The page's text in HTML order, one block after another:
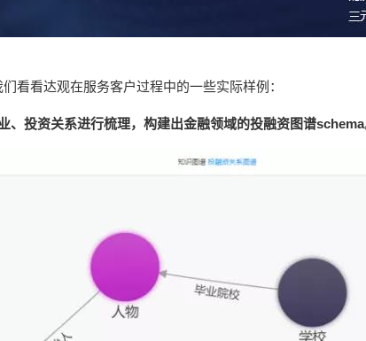
们看看达观在服务客户过程中的一些实际样例：
、投资关系进行梳理，构建出金融领域的投融资图谱schema